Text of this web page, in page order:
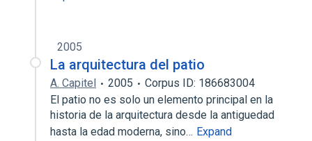
2005
La arquitectura del patio
A. Capitel 2005
Corpus ID: 186683004
El patio no es solo un elemento principal en la
historia de la arquitectura desde la antiguedad
hasta la edad moderna, sino… Expand